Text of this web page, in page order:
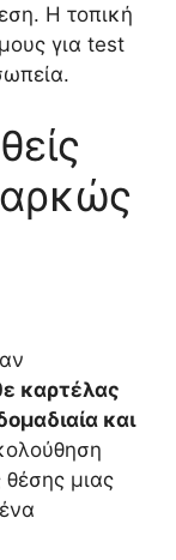
Η τοπική
για test
καρτέλας
και
θέσης μιας